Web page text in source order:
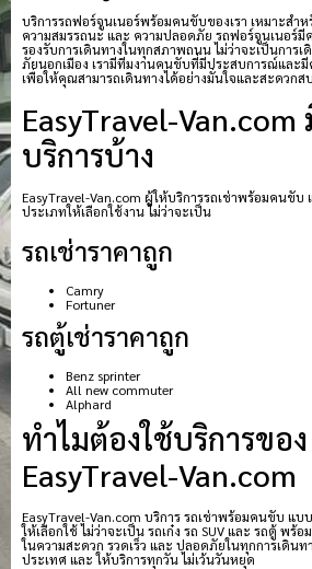
บริการรถฟอร์จูนเนอร์พร้อมคนขับของเรา เหมาะสำ
ความสมรรถนะ และ ความปลอดภัย รถฟอร์จูนเนอร์มี
รองรับการเดินทางในทุกสภาพถนน ไม่ว่าจะเป็นการเ
ภัยนอกเมือง เรามีทีมงานคนขับที่มีประสบการณ์และมี
เพื่อให้คุณสามารถเดินทางได้อย่างมั่นใจและสะดวกส
EasyTravel-Van.com
บริการบ้าง
EasyTravel-Van.com ผู้ให้บริการรถเช่าพร้อมคนขั
ประเภทให้เลือกใช้งาน ไม่ว่าจะเป็น
รถเช่าราคาถูก
Camry
Fortuner
รถตู้เช่าราคาถูก
Benz sprinter
All new commuter
Alphard
ทำไมต้องใช้บริการของ
EasyTravel-Van.com
EasyTravel-Van.com บริการ รถเช่าพร้อมคนขับ แ
ให้เลือกใช้ ไม่ว่าจะเป็น รถเก๋ง รถ SUV และ รถตู้ พ
ในความสะดวก รวดเร็ว และ ปลอดภัยในทุกการเดิน
ประเทศ และ ให้บริการทุกวัน ไม่เว้นวันหยุด